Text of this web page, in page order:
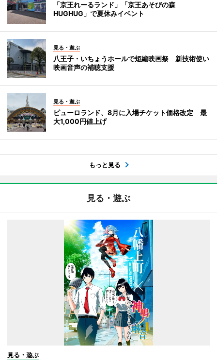
「京王れーるランド」「京王あそびの森
HUGHUG」で夏休みイベント
見る・遊ぶ
八王子・いちょうホールで短編映画祭 新技術使い
映画音声の補聴支援
見る・遊ぶ
ピューロランド、8月に入場チケット価格改定 最
大1,000円値上げ
もっと見る
見る・遊ぶ
見る・遊ぶ